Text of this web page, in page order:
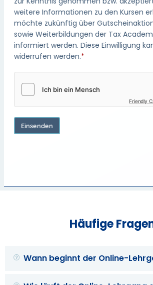
weitere Informationen zu den Kursen
möchte zukünftig über
sowie Weiterbildungen der Tax
informiert werden. Diese Einwilligung
widerrufen werden.*
Friendly
Einsenden
Häufige
Wann beginnt der Online-